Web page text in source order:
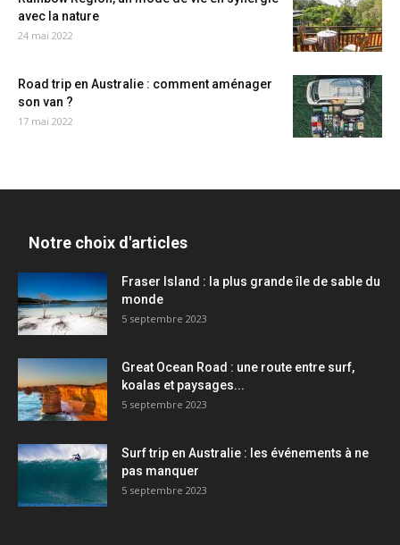
avec la nature
24 mai 2022
Road trip en Australie : comment aménager
son van ?
17 mai 2022
Notre choix d'articles
Fraser Island : la plus grande île de sable du
monde
5 septembre 2023
Great Ocean Road : une route entre surf,
koalas et paysages...
5 septembre 2023
Surf trip en Australie : les événements à ne
pas manquer
5 septembre 2023